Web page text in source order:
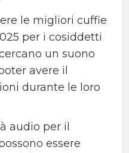
le migliori cuffie
per i cosiddetti
un suono
avere il
durante le loro
audio per il
essere